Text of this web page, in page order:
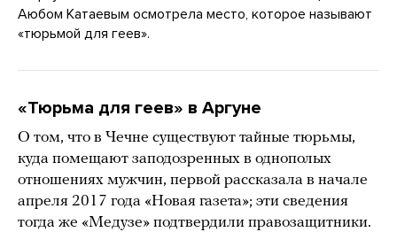
Аюбом Катаевым осмотрела место, которое называют
«тюрьмой для геев».
«Тюрьма для геев» в Аргуне
О том, что в Чечне существуют тайные тюрьмы,
куда помещают заподозренных в однополых
отношениях мужчин, первой рассказала в начале
апреля 2017 года «Новая газета»; эти сведения
тогда же «Медузе» подтвердили правозащитники.